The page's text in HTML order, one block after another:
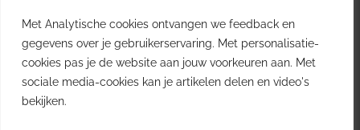
Met Analytische cookies ontvangen we feedback en
gegevens over je gebruikerservaring. Met personalisatie-
cookies pas je de website aan jouw voorkeuren aan. Met
sociale media-cookies kan je artikelen delen en video's
bekijken.
inzichten uit de Belgische logistieke sector in uw inbox.
Ontvang je gratis
wekelijkse update